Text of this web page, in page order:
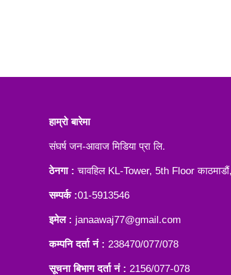
हाम्रो बारेमा
संघर्ष जन-आवाज मिडिया प्रा लि.
ठेनगा : चावहिल KL-Tower, 5th Floor
सम्पर्क :01-5913546
इमेल : janaawaj77@gmail.com
कम्पनि दर्ता नं : 238470/077/078
सूचना बिभाग दर्ता नं : 2156/077-078